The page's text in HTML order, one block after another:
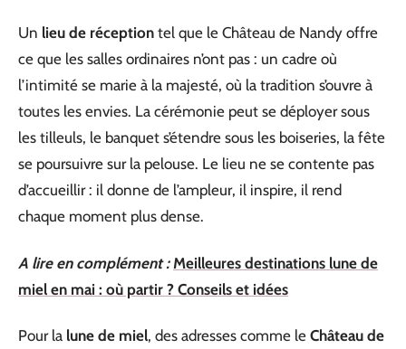
Un lieu de réception tel que le Château de Nandy offre
ce que les salles ordinaires n’ont pas : un cadre où
l’intimité se marie à la majesté, où la tradition s’ouvre à
toutes les envies. La cérémonie peut se déployer sous
les tilleuls, le banquet s’étendre sous les boiseries, la fête
se poursuivre sur la pelouse. Le lieu ne se contente pas
d’accueillir : il donne de l’ampleur, il inspire, il rend
chaque moment plus dense.
A lire en complément : Meilleures destinations lune de
miel en mai : où partir ? Conseils et idées
Pour la lune de miel, des adresses comme le Château de